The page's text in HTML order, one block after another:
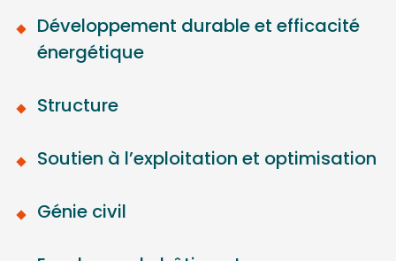
Développement durable et efficacité
énergétique
Structure
Soutien à l’exploitation et optimisation
Génie civil